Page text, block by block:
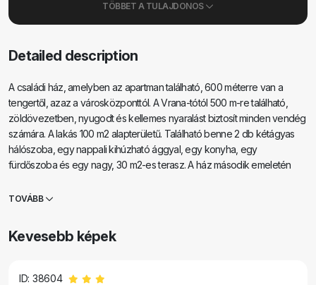
TÖBBET A TULAJDONOS
Detailed description
A családi ház, amelyben az apartman található, 600 méterre van a
tengertől, azaz a városközponttól. A Vrana-tótól 500 m-re található,
zöldövezetben, nyugodt és kellemes nyaralást biztosít minden vendég
számára. A lakás 100 m2 alapterületű. Található benne 2 db kétágyas
hálószoba, egy nappali kihúzható ággyal, egy konyha, egy
fürdőszoba és egy nagy, 30 m2-es terasz. A ház második emeletén
nyílik a tengerre, a városra, a tóra és a távoli Velebitre. A vendégek
kapcsolatot e-mailben, mert így gyorsan és részletesen tudunk minden
TOVÁBB
Kevesebb képek
ID: 38604